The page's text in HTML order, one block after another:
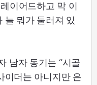
이어드하고 막 이
늘 뭐가 둘러져 있
남자 동기는 “시골
이더는 아니지만 은